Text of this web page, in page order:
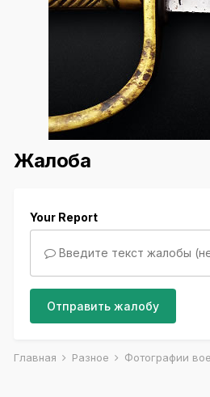
Жалоба
Your Report
Введите текст жалобы
Отправить жалобу
Главная Разное Фотографии